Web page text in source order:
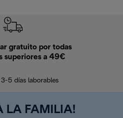
gratuito por todas
superiores a 49€
3-5 días laborables
LA FAMILIA!